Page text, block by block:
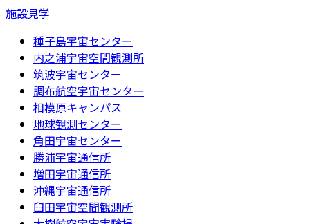
施設見学
種子島宇宙センター
内之浦宇宙空間観測所
筑波宇宙センター
調布航空宇宙センター
相模原キャンパス
地球観測センター
角田宇宙センター
勝浦宇宙通信所
増田宇宙通信所
沖縄宇宙通信所
臼田宇宙空間観測所